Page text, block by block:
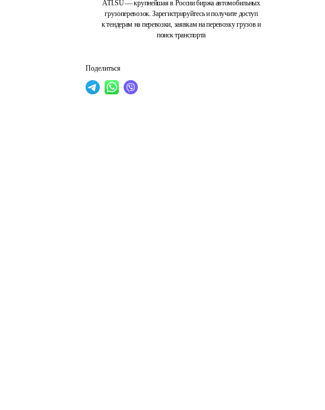
ATI.SU — крупнейшая в России биржа автомобильных
грузоперевозок. Зарегистрируйтесь и получите доступ
к тендерам на перевозки, заявкам на перевозку грузов и
поиск транспорта
Поделиться